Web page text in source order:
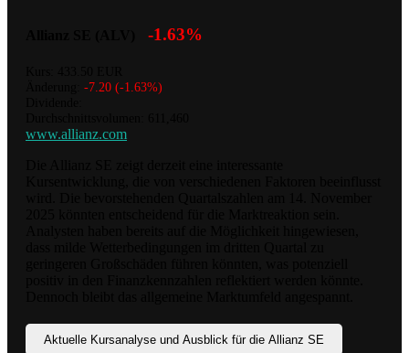
-1.63%
-7.20 (-1.63%)
www.allianz.com
Aktuelle Kursanalyse und Ausblick für die Allianz SE